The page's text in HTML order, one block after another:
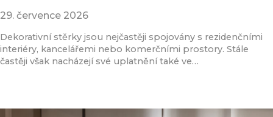
29. července 2026
Dekorativní stěrky jsou nejčastěji spojovány s rezidenčními
interiéry, kancelářemi nebo komerčními prostory. Stále
častěji však nacházejí své uplatnění také ve…